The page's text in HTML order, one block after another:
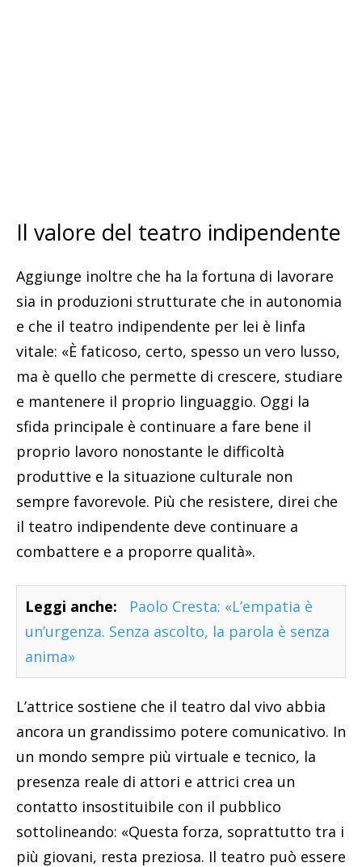
Il valore del teatro indipendente
Aggiunge inoltre che ha la fortuna di lavorare
sia in produzioni strutturate che in autonomia
e che il teatro indipendente per lei è linfa
vitale: «È faticoso, certo, spesso un vero lusso,
ma è quello che permette di crescere, studiare
e mantenere il proprio linguaggio. Oggi la
sfida principale è continuare a fare bene il
proprio lavoro nonostante le difficoltà
produttive e la situazione culturale non
sempre favorevole. Più che resistere, direi che
il teatro indipendente deve continuare a
combattere e a proporre qualità».
Leggi anche:
Paolo Cresta: «L’empatia è
un’urgenza. Senza ascolto, la parola è senza
anima»
L’attrice sostiene che il teatro dal vivo abbia
ancora un grandissimo potere comunicativo. In
un mondo sempre più virtuale e tecnico, la
presenza reale di attori e attrici crea un
contatto insostituibile con il pubblico
sottolineando: «Questa forza, soprattutto tra i
più giovani, resta preziosa. Il teatro può essere